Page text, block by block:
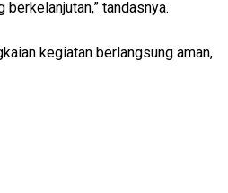
tandasnya.
kegiatan berlangsung aman,